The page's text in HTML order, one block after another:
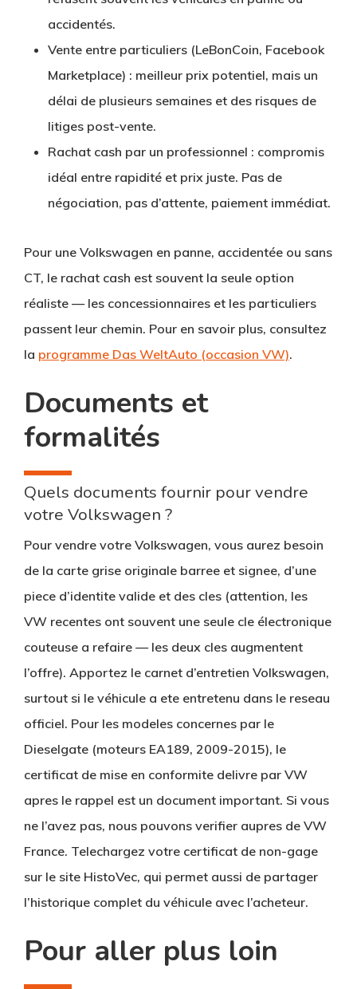
accidentés.
Vente entre particuliers (LeBonCoin, Facebook
Marketplace) : meilleur prix potentiel, mais un
délai de plusieurs semaines et des risques de
litiges post-vente.
Rachat cash par un professionnel : compromis
idéal entre rapidité et prix juste. Pas de
négociation, pas d’attente, paiement immédiat.
Pour une Volkswagen en panne, accidentée ou sans
CT, le rachat cash est souvent la seule option
réaliste — les concessionnaires et les particuliers
passent leur chemin. Pour en savoir plus, consultez
la programme Das WeltAuto (occasion VW).
Documents et
formalités
Quels documents fournir pour vendre
votre Volkswagen ?
Pour vendre votre Volkswagen, vous aurez besoin
de la carte grise originale barree et signee, d’une
piece d’identite valide et des cles (attention, les
VW recentes ont souvent une seule cle électronique
couteuse a refaire — les deux cles augmentent
l’offre). Apportez le carnet d’entretien Volkswagen,
surtout si le véhicule a ete entretenu dans le reseau
officiel. Pour les modeles concernes par le
Dieselgate (moteurs EA189, 2009-2015), le
certificat de mise en conformite delivre par VW
apres le rappel est un document important. Si vous
ne l’avez pas, nous pouvons verifier aupres de VW
France. Telechargez votre certificat de non-gage
sur le site HistoVec, qui permet aussi de partager
l’historique complet du véhicule avec l’acheteur.
Pour aller plus loin